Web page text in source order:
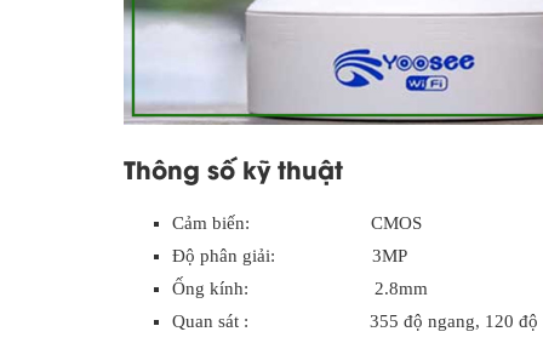
Thông số kỹ thuật
Cảm biến: CMOS
Độ phân giải: 3MP
Ống kính: 2.8mm
Quan sát : 355 độ ngang, 120 độ